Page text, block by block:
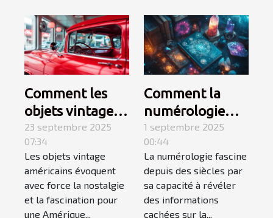
Comment les
objets vintage
américains
capturent-ils
l'essence d'une
époque révolue
?
23 septembre 2025
07:34
Les objets vintage
américains évoquent
avec force la nostalgie
et la fascination pour
une Amérique...
Comment la
numérologie
influence-t-elle
votre chemin de
vie ?
1 septembre 2025
00:44
La numérologie fascine
depuis des siècles par
sa capacité à révéler
des informations
cachées sur la...